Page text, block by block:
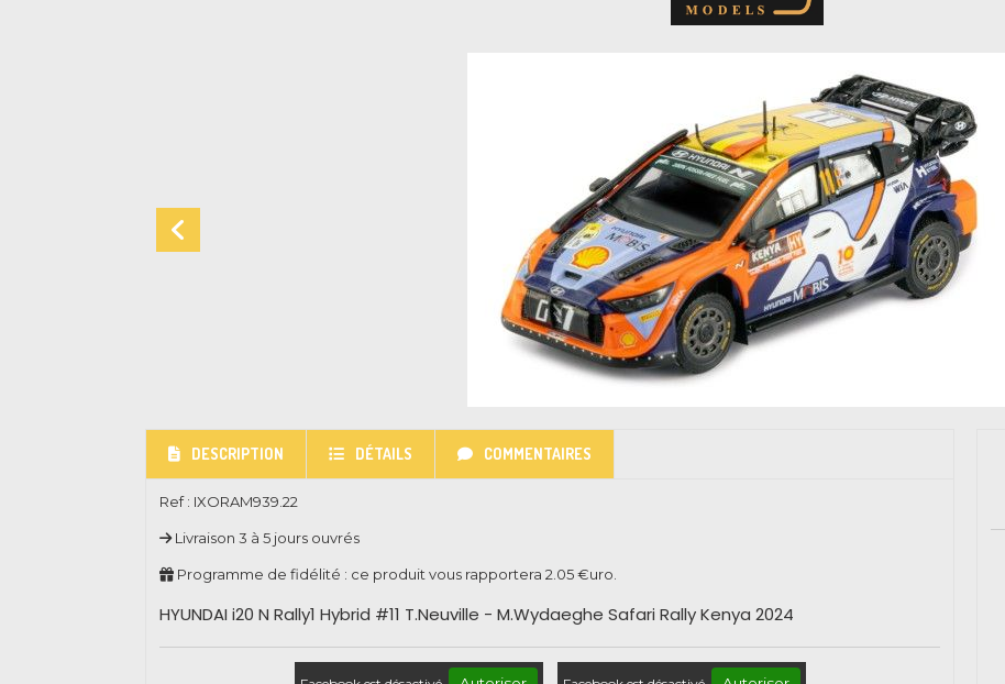
DESCRIPTION DÉTAILS COMMENTAIRES
Ref : IXORAM939.22
Livraison 3 à 5 jours ouvrés
Programme de fidélité : ce produit vous rapportera 2.05€uro.
HYUNDAI i20 N Rally1 Hybrid #11 T.Neuville - M.Wydaeghe Safari Rally Kenya 2024